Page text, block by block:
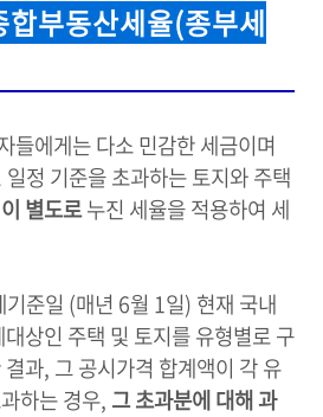
합부동산세율(종부세
들에게는 다소 민감한 세금이며
정 기준을 초과하는 토지와 주택
별도로누진 세율을 적용하여 세
준일 (매년 6월 1일) 현재 국내
상인 주택 및 토지를 유형별로 구
과, 그 공시가격 합계액이 각 유
하는 경우, 그 초과분에 대해 과